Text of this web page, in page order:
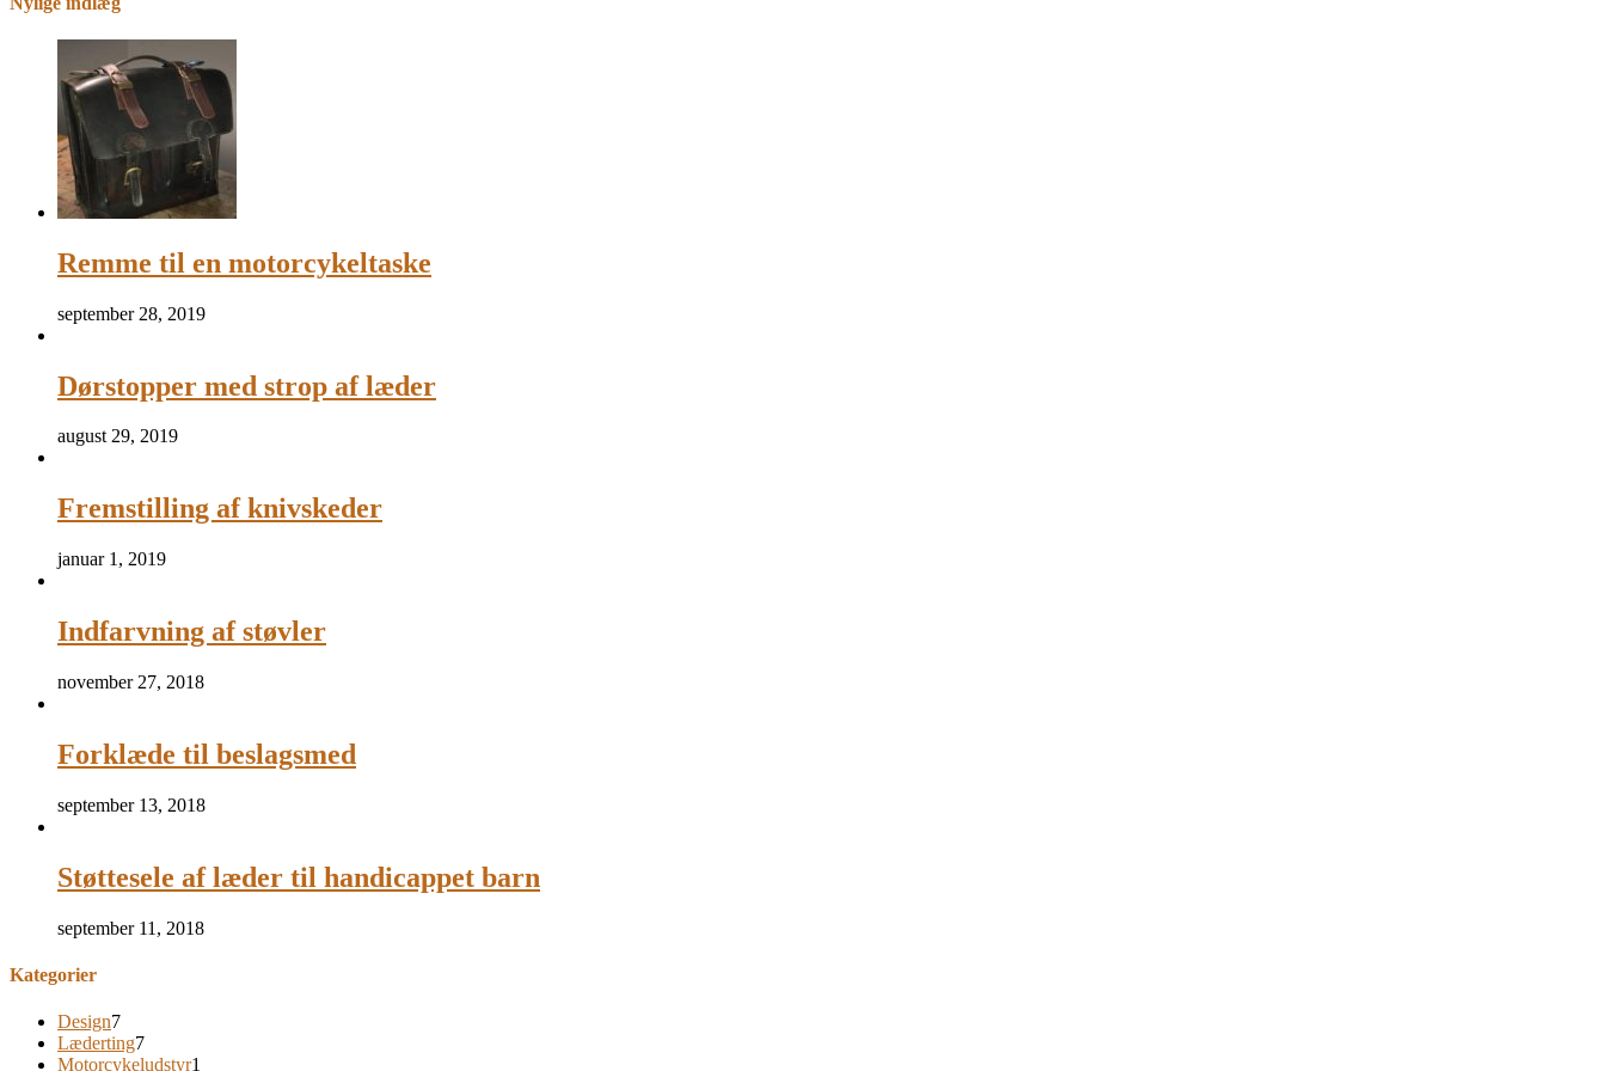
Remme til en motorcykeltaske
september 28, 2019
Dørstopper med strop af læder
august 29, 2019
Fremstilling af knivskeder
januar 1, 2019
Indfarvning af støvler
november 27, 2018
Forklæde til beslagsmed
september 13, 2018
Støttesele af læder til handicappet barn
september 11, 2018
Kategorier
Design7
Læderting7
Motorcykeludstyr1